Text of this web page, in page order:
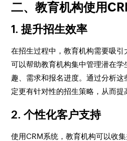
二、教育机构使用
1. 提升招生效率
在招生过程中，教育机构需要吸
可以帮助教育机构集中管理潜在
趣、需求和报名进度。通过分析这
定更有针对性的招生策略，从而提
2. 个性化客户支持
使用CRM系统，教育机构可以收